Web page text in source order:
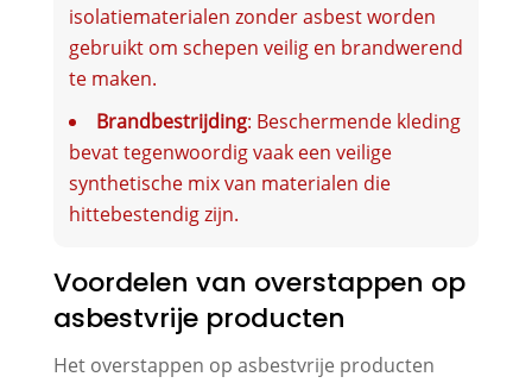
isolatiematerialen zonder asbest worden
gebruikt om schepen veilig en brandwerend
te maken.
Brandbestrijding: Beschermende kleding
bevat tegenwoordig vaak een veilige
synthetische mix van materialen die
hittebestendig zijn.
Voordelen van overstappen op
asbestvrije producten
Het overstappen op asbestvrije producten